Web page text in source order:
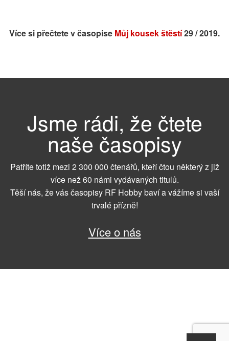
Více si přečtete v časopise Můj kousek štěstí29 / 2019.
Jsme rádi, že čtete
naše časopisy
Patříte totiž mezi 2 300 000 čtenářů, kteří čtou některý z již
více než 60 námi vydávaných titulů.
Těší nás, že vás časopisy RF Hobby baví a vážíme si vaší
trvalé přízně!
Více o nás